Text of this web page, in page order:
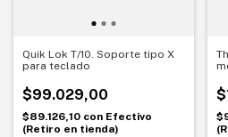
Quik Lok T/10. Soporte tipo X
para teclado
$99.029,00
$89.126,10 con Efectivo
(Retiro en tienda)